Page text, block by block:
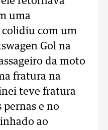
uma
com um
Gol na
da moto
fratura na
teve fratura
pernas e no
ao